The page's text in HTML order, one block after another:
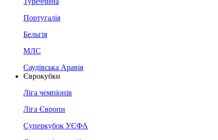
Португалія
Бельгія
МЛС
Саудівська Аравія
Єврокубки
Ліга чемпіонів
Ліга Європи
Суперкубок УЄФА